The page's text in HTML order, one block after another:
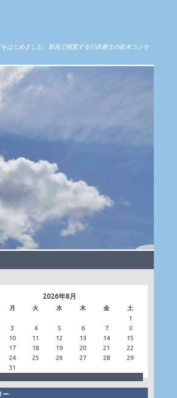
はじめました。群馬で開業する行政書士の鈴木コンサ
2026年8月
月 火 水 木 金 土
1
3 4 5 6 7
8
10 11 12 13 14
15
17 18 19 20 21
22
24 25 26 27 28
29
31
ー